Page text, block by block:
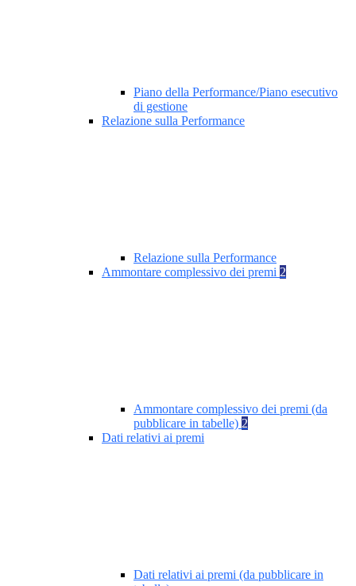
Piano della Performance/Piano esecutivo
di gestione
Relazione sulla Performance
Relazione sulla Performance
Ammontare complessivo dei premi 2
Ammontare complessivo dei premi (da
pubblicare in tabelle) 2
Dati relativi ai premi
Dati relativi ai premi (da pubblicare in